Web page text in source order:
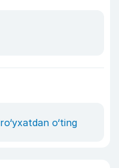
ro‘yxatdan o‘ting